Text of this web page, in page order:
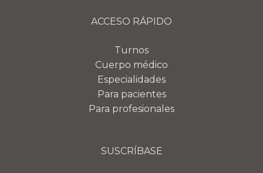
ACCESO RÁPIDO
Turnos
Cuerpo médico
Especialidades
Para pacientes
Para profesionales
SUSCRÍBASE